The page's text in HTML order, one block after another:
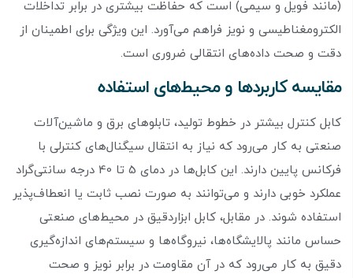
(مانند فویل و سیمی) است که حفاظت بیشتری در برابر تداخلات
الکترومغناطیسی و نویز فراهم می‌آورد. این ویژگی برای اطمینان از
دقت و صحت داده‌های انتقالی ضروری است.
مقایسه کاربردها و محیط‌های استفاده
کابل کنترل بیشتر در خطوط تولید، تابلوهای برق و ماشین‌آلات
صنعتی به کار می‌رود که نیاز به انتقال سیگنال‌های کنترلی با
فرکانس پایین دارند. این کابل‌ها در دمای 5 تا 40 درجه سانتی‌گراد
عملکرد خوبی دارند و می‌توانند به صورت نصب ثابت یا انعطاف‌پذیر
استفاده شوند. در مقابل، کابل ابزاردقیق در محیط‌های صنعتی
حساس مانند پالایشگاه‌ها، نیروگاه‌ها و سیستم‌های اندازه‌گیری
دقیق به کار می‌رود که در آن مقاومت در برابر نویز و صحت